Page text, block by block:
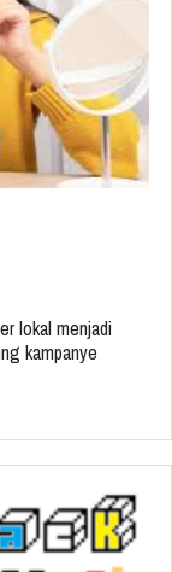
lokal menjadi
kampanye